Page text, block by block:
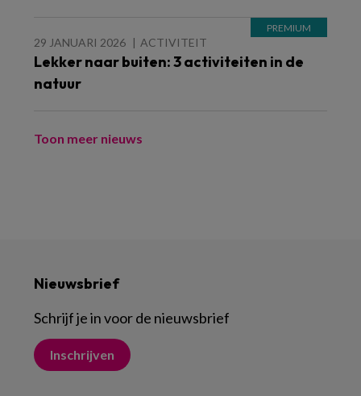
29 JANUARI 2026 ACTIVITEIT
Lekker naar buiten: 3 activiteiten in de
natuur
Toon meer nieuws
Nieuwsbrief
Schrijf je in voor de nieuwsbrief
Inschrijven